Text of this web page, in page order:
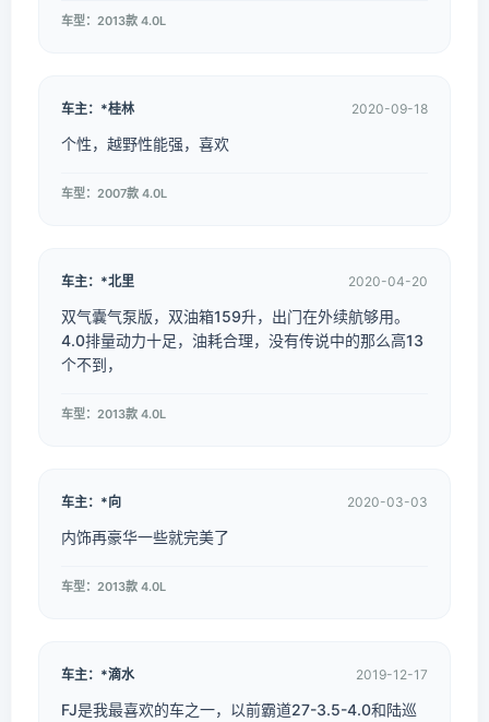
车型：2013款 4.0L
车主：*桂林 2020-09-18
个性，越野性能强，喜欢
车型：2007款 4.0L
车主：*北里 2020-04-20
双气囊气泵版，双油箱159升，出门在外续航够用。
4.0排量动力十足，油耗合理，没有传说中的那么高13
个不到，
车型：2013款 4.0L
车主：*向 2020-03-03
内饰再豪华一些就完美了
车型：2013款 4.0L
车主：*滴水 2019-12-17
FJ是我最喜欢的车之一，以前霸道27-3.5-4.0和陆巡